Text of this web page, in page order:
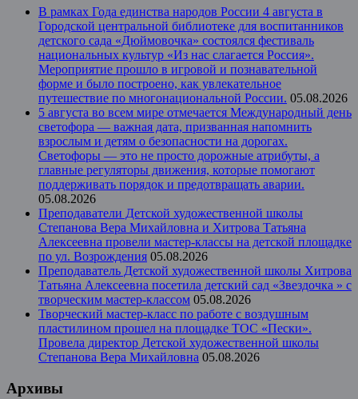
В рамках Года единства народов России 4 августа в
Городской центральной библиотеке для воспитанников
детского сада «Дюймовочка» состоялся фестиваль
национальных культур «Из нас слагается Россия».
Мероприятие прошло в игровой и познавательной
форме и было построено, как увлекательное
путешествие по многонациональной России. 05.08.2026
5 августа во всем мире отмечается Международный день
светофора — важная дата, призванная напомнить
взрослым и детям о безопасности на дорогах.
Светофоры — это не просто дорожные атрибуты, а
главные регуляторы движения, которые помогают
поддерживать порядок и предотвращать аварии.
05.08.2026
Преподаватели Детской художественной школы
Степанова Вера Михайловна и Хитрова Татьяна
Алексеевна провели мастер-классы на детской площадке
по ул. Возрождения 05.08.2026
Преподаватель Детской художественной школы Хитрова
Татьяна Алексеевна посетила детский сад «Звездочка » с
творческим мастер-классом 05.08.2026
Творческий мастер-класс по работе с воздушным
пластилином прошел на площадке ТОС «Пески».
Провела директор Детской художественной школы
Степанова Вера Михайловна 05.08.2026
Архивы